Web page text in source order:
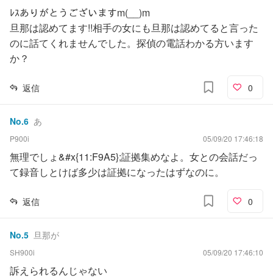
ﾚｽありがとうございますm(__)m
旦那は認めてます!!相手の女にも旦那は認めてると言った
のに話てくれませんでした。探偵の電話わかる方います
か？
返信 0
No.6 あ
P900i 05/09/20 17:46:18
無理でしょ&#x{11:F9A5};証拠集めなよ。女との会話だっ
て録音しとけば多少は証拠になったはずなのに。
返信 0
No.5 旦那が
SH900i 05/09/20 17:46:10
訴えられるんじゃない